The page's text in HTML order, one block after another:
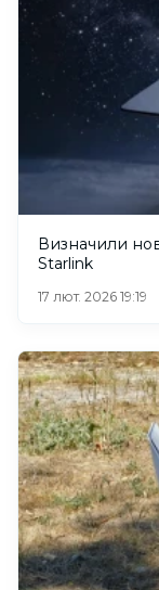
Визначили
Starlink
17 лют. 2026 19:19